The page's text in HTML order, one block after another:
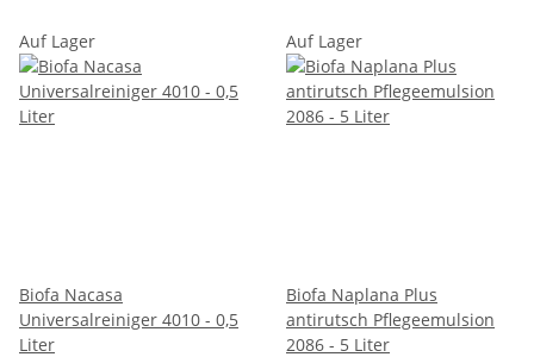
Auf Lager
Biofa Nacasa
Universalreiniger 4010 - 0,5
Liter
Auf Lager
Biofa Naplana Plus
antirutsch Pflegeemulsion
2086 - 5 Liter